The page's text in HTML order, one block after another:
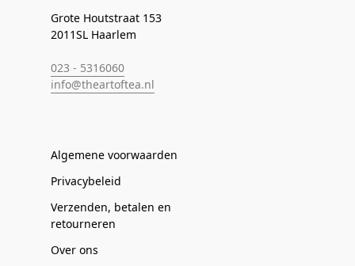
Grote Houtstraat 153
2011SL Haarlem
023 - 5316060
info@theartoftea.nl
Algemene voorwaarden
Privacybeleid
Verzenden, betalen en
retourneren
Over ons